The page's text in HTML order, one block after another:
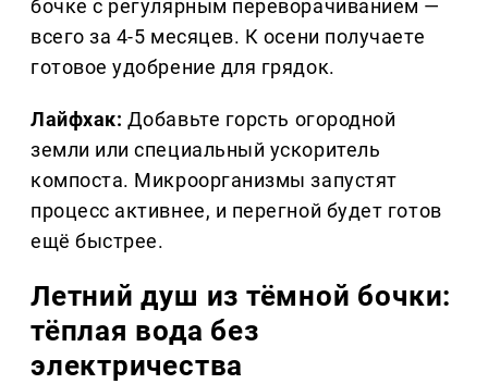
бочке с регулярным переворачиванием —
всего за 4-5 месяцев. К осени получаете
готовое удобрение для грядок.
Лайфхак: Добавьте горсть огородной
земли или специальный ускоритель
компоста. Микроорганизмы запустят
процесс активнее, и перегной будет готов
ещё быстрее.
Летний душ из тёмной бочки:
тёплая вода без
электричества